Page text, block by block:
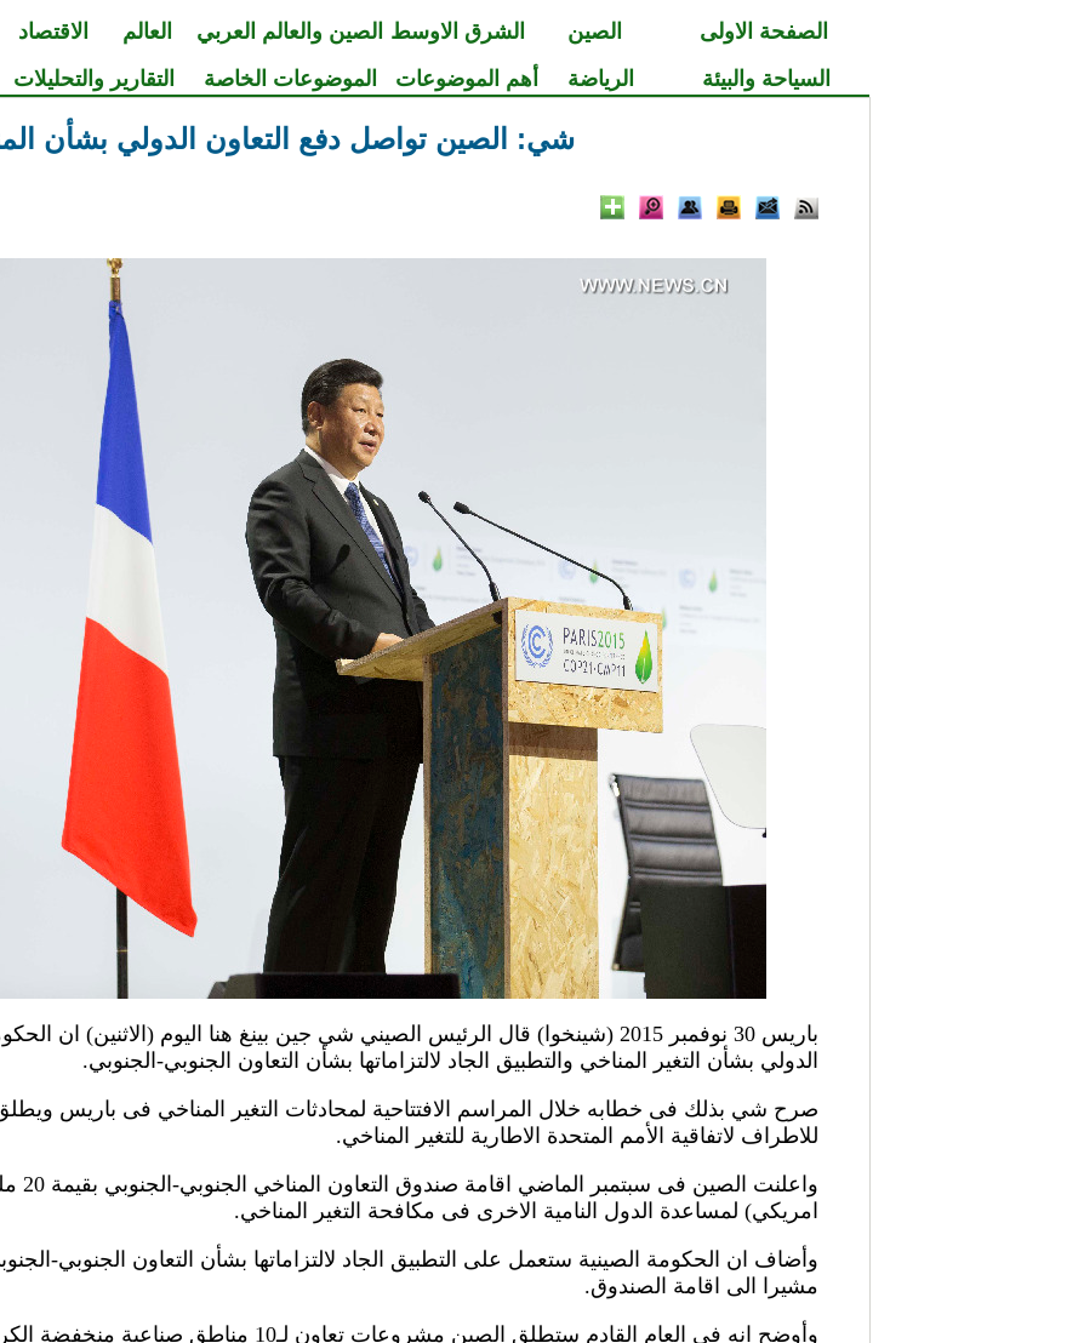
الصفحة الاولى الصين الشرق الاوسط الصين والعالم العربي العالم الاقتصاد
السياحة والبيئة
الرياضة أهم الموضوعات الموضوعات الخاصة التقارير والتحليلات
شي: الصين تواصل دفع التعاون الدولي بشأن
باريس 30 نوفمبر 2015 (شينخوا) قال الرئيس الصيني شي جين بينغ هنا اليوم (الاثنين)
الدولي بشأن التغير المناخي والتطبيق الجاد لالتزاماتها بشأن التعاون الجنوبي-الجنوبي.
للاطراف لاتفاقية الأمم المتحدة الاطارية للتغير المناخي.
امريكي) لمساعدة الدول النامية الاخرى فى مكافحة التغير المناخي.
وأضاف ان الحكومة الصينية ستعمل على التطبيق الجاد لالتزاماتها بشأن التعاون الجنوبي-
مشيرا الى اقامة الصندوق.